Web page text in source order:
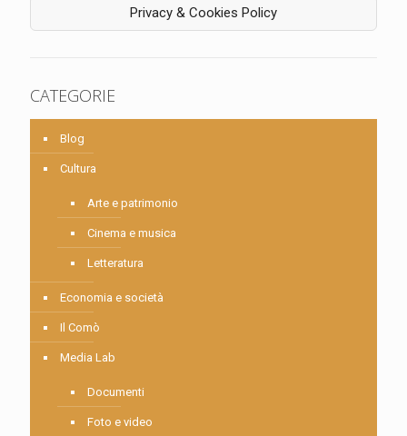
Privacy & Cookies Policy
CATEGORIE
Blog
Cultura
Arte e patrimonio
Cinema e musica
Letteratura
Economia e società
Il Comò
Media Lab
Documenti
Foto e video